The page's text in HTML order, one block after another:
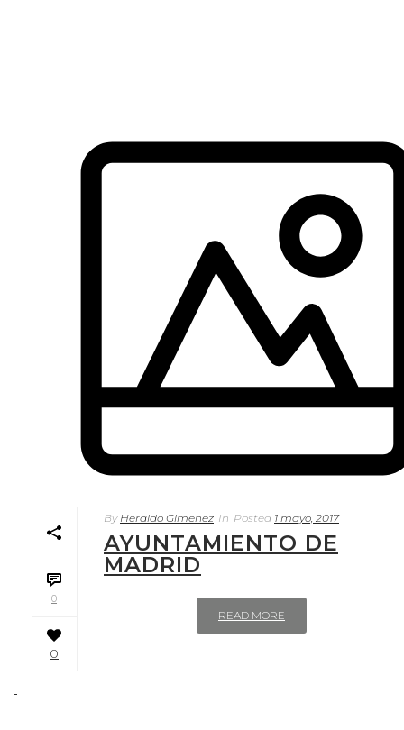
0
0
By Heraldo Gimenez In Posted 1 mayo, 2017
AYUNTAMIENTO DE
MADRID
READ MORE